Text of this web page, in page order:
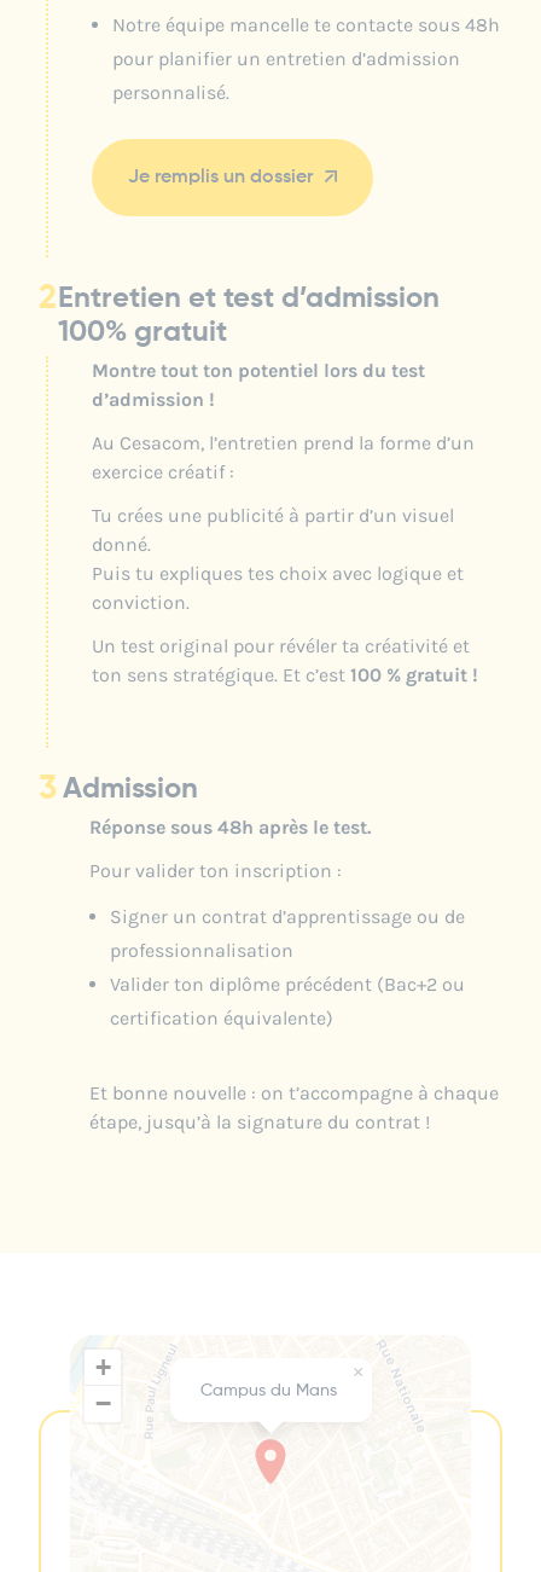
Notre équipe mancelle te contacte sous 48h
pour planifier un entretien d’admission
personnalisé.
Je remplis un dossier
2 Entretien et test d’admission
100% gratuit
Montre tout ton potentiel lors du test
d’admission !
Au Cesacom, l’entretien prend la forme d’un
exercice créatif :
Tu crées une publicité à partir d’un visuel
donné.
Puis tu expliques tes choix avec logique et
conviction.
Un test original pour révéler ta créativité et
ton sens stratégique. Et c’est 100 % gratuit !
3 Admission
Réponse sous 48h après le test.
Pour valider ton inscription :
Signer un contrat d’apprentissage ou de
professionnalisation
Valider ton diplôme précédent (Bac+2 ou
certification équivalente)
Et bonne nouvelle : on t’accompagne à chaque
étape, jusqu’à la signature du contrat !
Campus du Mans
×
+
−